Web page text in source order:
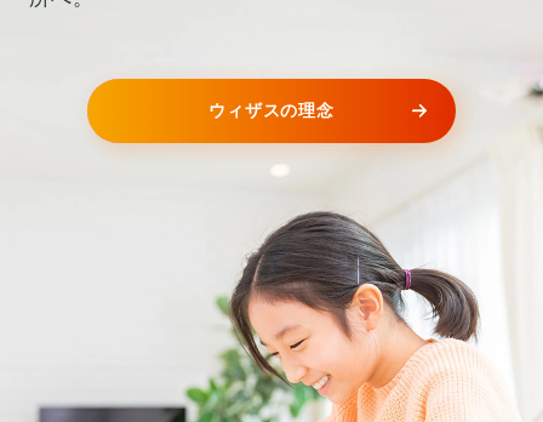
院高等学校 長野キャンパスの生徒の活動を紹介す
る記事か掲載されました。
2026年5月9日付「長野市民新聞」に、第一学院高
等学校長野キャンパスの生徒が海外の児童養護施
設と絵手紙交流を行う様子が掲載されました。
20260509長野市民新聞_長野Ｃ7年ぶり海外孤児
との絵手紙交流再開
（612KB）
ウィザスの理念